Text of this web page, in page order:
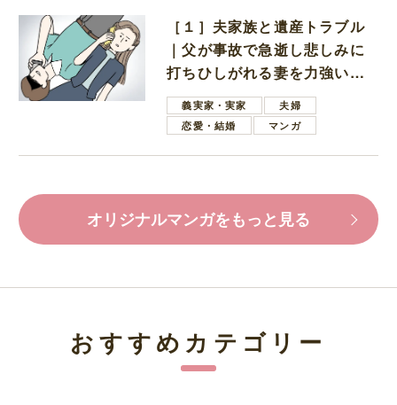
［１］夫家族と遺産トラブル
｜父が事故で急逝し悲しみに
打ちひしがれる妻を力強い言
葉で励ます夫
義実家・実家
夫婦
恋愛・結婚
マンガ
オリジナルマンガをもっと見る
おすすめカテゴリー